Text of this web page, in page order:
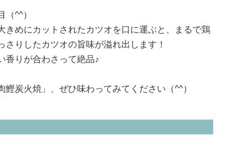
^^）
きめにカットされたカツオを口に運ぶと、まるで鶏
りしたカツオの旨味が溢れ出します！
香りが合わさって絶品♪
炭火焼」、ぜひ味わってみてください（^^）